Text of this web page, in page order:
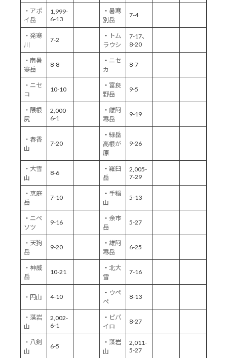
・アポ
イ岳
1,999-
6-13
・ 暑寒
別岳
7-4
・発寒
川
7-2
・ トム
ラウシ
7-17、
8-20
・南暑
寒岳
8-8
・ ニセ
カ
8-7
・ニセ
コ
10-10
・ 富良
野岳
9-5
・隈根
尻
2,000-
6-1
・ 雌阿
寒岳
9-19
・春香
山
7-20
・緑岳
高根が
原
9-26
・大雪
山
8-6
・羅臼
岳
2,005-
7-29
・恵庭
岳
7-10
・ 手稲
山
5-13
・ ニペ
ソツ
9-16
・ 余市
岳
5-27
・天狗
岳
9-20
・雄阿
寒岳
6-25
・神威
岳
10-21
・北大
雪
7-16
・円山 4-10
・ ウペ
ペ
8-13
・藻岩
山
2,002-
6-1
・ ピパ
イロ
8-27
・八剣
山
6-5
・ 藻岩
山
2,011-
5-27